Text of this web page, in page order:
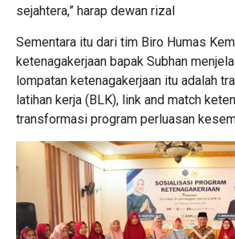
sejahtera,” harap dewan rizal
Sementara itu dari tim Biro Humas
ketenagakerjaan bapak Subhan
lompatan ketenagakerjaan itu adalah
latihan kerja (BLK), link and match
transformasi program perluasan